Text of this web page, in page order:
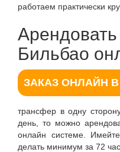
работаем практически
Арендовать
Бильбао
ЗАКАЗ ОНЛАЙН
трансфер в одну
день, то можно
онлайн системе.
делать минимум за 72